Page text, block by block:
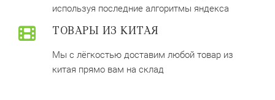
используя последние алгоритмы яндекса
ТОВАРЫ ИЗ КИТАЯ
Мы с лёгкостью доставим любой товар из
китая прямо вам на склад